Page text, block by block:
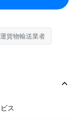
貨物輸送業者
ス